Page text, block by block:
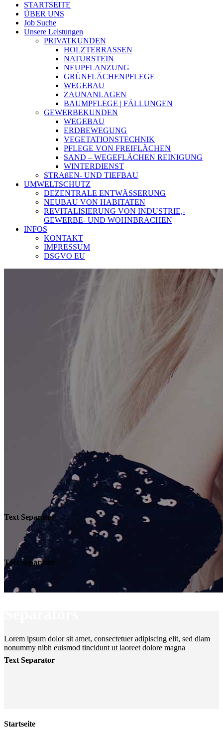
STARTSEITE
ÜBER UNS
Job Suche
Unsere Leistungen
PRIVATKUNDEN
HOLZTERRASSEN
NATURSTEIN
NEUPFLANZUNG
GRÜNFLÄCHENPFLEGE
WEGEBAU
ZAUNANLAGEN
BAUMPFLEGE | FÄLLUNGEN
GEWERBEKUNDEN
WEGEBAU
ERDBEWEGUNG
VEGETATIONSTECHNIK
PFLEGE VON FREIFLÄCHEN
SAND – WEGEFLÄCHEN REINIGUNG
WINTERDIENST
STRAßEN- UND TIEFBAU
UMWELTSCHUTZ
DEZENTRALE ENTWÄSSERUNG
NEUBAU VON HABITATEN
REVITALISIERUNG VON INDUSTRIE,-
GEWERBE- UND WOHNBRACHEN
INFOS
KONTAKT
IMPRESSUM
DSGVO EU
Lorem ipsum dolor sit amet, consectetuer adipiscing elit, sed diam
nonummy nibh euismod tincidunt ut laoreet dolore magna
Text Separator
Text Separator
Text Separator
Startseite